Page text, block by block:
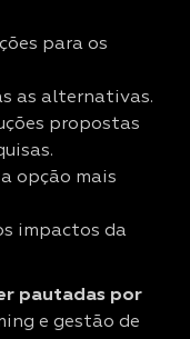
para os
as alternativas.
propostas
opção mais
impactos da
pautadas por
e gestão de